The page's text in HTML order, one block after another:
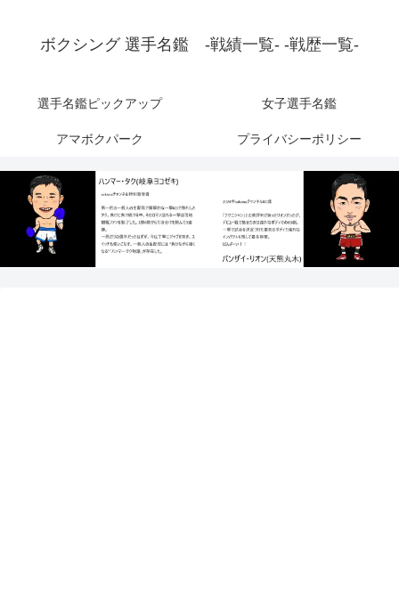
ボクシング 選手名鑑 -戦績一覧- -戦歴一覧-
選手名鑑ピックアップ 女子選手名鑑
アマボクパーク プライバシーポリシー